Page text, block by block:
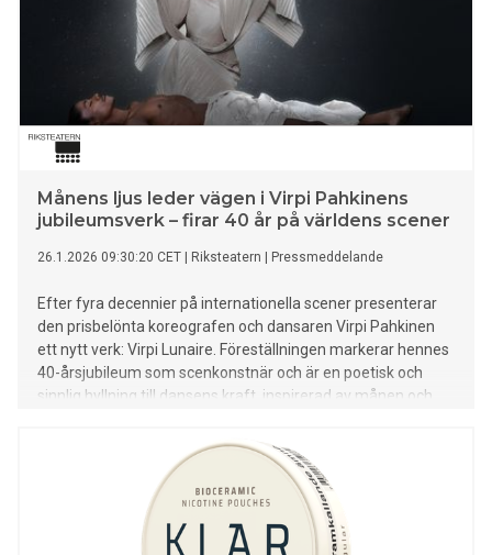
Månens ljus leder vägen i Virpi Pahkinens
jubileumsverk – firar 40 år på världens scener
26.1.2026 09:30:20 CET Riksteatern Pressmeddelande
Efter fyra decennier på internationella scener presenterar
den prisbelönta koreografen och dansaren Virpi Pahkinen
ett nytt verk: Virpi Lunaire. Föreställningen markerar hennes
40-årsjubileum som scenkonstnär och är en poetisk och
sinnlig hyllning till dansens kraft, inspirerad av månen och
nu ut på riksteaterturné, med premiär i Uppsala den 29